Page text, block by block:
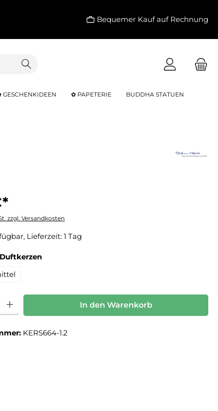
Bequemer Kauf auf Rechnung
GESCHENKIDEEN ✿ PAPETERIE BUDDHA STATUEN
zzgl. Versandkosten
Lieferzeit: 1 Tag
auswählen
Gib den gewünschten Wert ein oder benutze die Schaltflächen um die
In den Warenkorb
KERS664-1.2